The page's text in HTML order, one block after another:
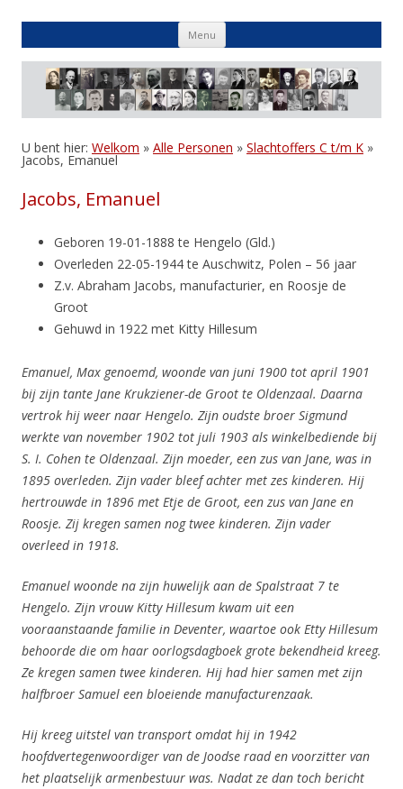
Menu Skip
content
U bent hier: Welkom » Alle Personen » Slachtoffers C t/m K »
Jacobs, Emanuel
Jacobs, Emanuel
Geboren 19-01-1888 te Hengelo (Gld.)
Overleden 22-05-1944 te Auschwitz, Polen – 56 jaar
Z.v. Abraham Jacobs, manufacturier, en Roosje de
Groot
Gehuwd in 1922 met Kitty Hillesum
Emanuel, Max genoemd, woonde van juni 1900 tot april 1901
bij zijn tante Jane Krukziener-de Groot te Oldenzaal. Daarna
vertrok hij weer naar Hengelo. Zijn oudste broer Sigmund
werkte van november 1902 tot juli 1903 als winkelbediende bij
S. I. Cohen te Oldenzaal. Zijn moeder, een zus van Jane, was in
1895 overleden. Zijn vader bleef achter met zes kinderen. Hij
hertrouwde in 1896 met Etje de Groot, een zus van Jane en
Roosje. Zij kregen samen nog twee kinderen. Zijn vader
overleed in 1918.
Emanuel woonde na zijn huwelijk aan de Spalstraat 7 te
Hengelo. Zijn vrouw Kitty Hillesum kwam uit een
vooraanstaande familie in Deventer, waartoe ook Etty Hillesum
behoorde die om haar oorlogsdagboek grote bekendheid kreeg.
Ze kregen samen twee kinderen. Hij had hier samen met zijn
halfbroer Samuel een bloeiende manufacturenzaak.
Hij kreeg uitstel van transport omdat hij in 1942
hoofdvertegenwoordiger van de Joodse raad en voorzitter van
het plaatselijk armenbestuur was. Nadat ze dan toch bericht